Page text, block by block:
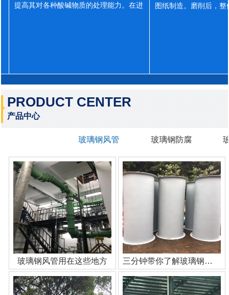
提高其对各种酸碱物质的处理能力。在进
图纸制造。磨削后，
PRODUCT CENTER
产品中心
玻璃钢风管 玻璃钢防腐
玻璃钢风管用在这些地方 三分钟带你了解玻璃钢管道